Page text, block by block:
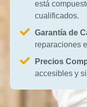
está
cualificados.
Garantía de
reparaciones
Precios
accesibles y